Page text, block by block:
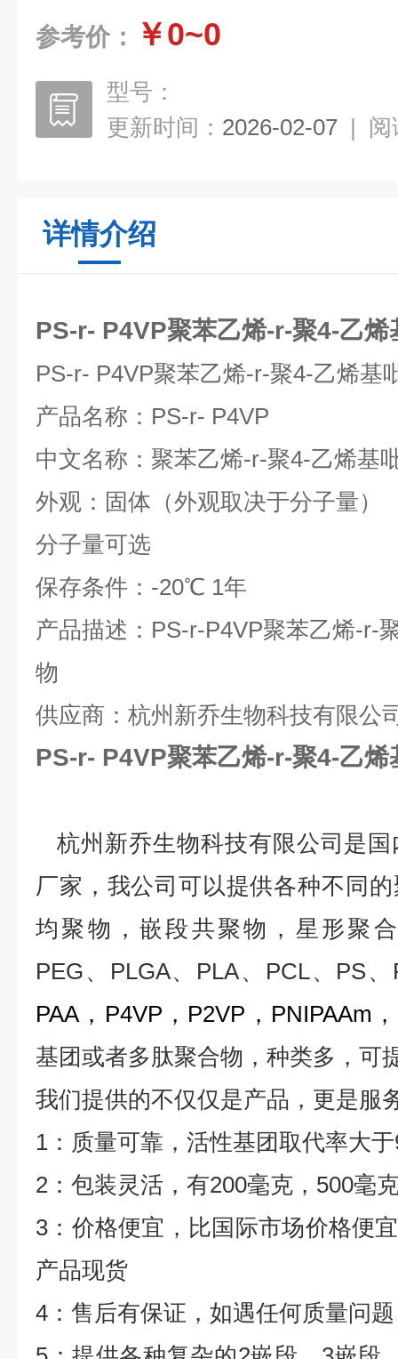
参考价： ￥0~0
型号：
更新时间： 2026-02-07 | 阅
详情介绍
PS-r- P4VP聚苯乙烯-r-聚4-乙烯
PS-r- P4VP聚苯乙烯-r-聚4-乙烯基
产品名称： PS-r- P4VP
中文名称：聚苯乙烯-r-聚4-乙烯基
外观：固体（外观取决于分子量）
分子量可选
保存条件： -20℃ 1年
产品描述： PS-r-P4VP聚苯乙烯-r-
物
供应商：杭州新乔生物科技有限公
PS-r- P4VP聚苯乙烯-r-聚4-乙烯
杭州新乔生物科技有限公司是
厂家，我公司可以提供各种不同
均聚物，嵌段共聚物，星形聚
PEG、 PLGA、 PLA、 PCL、 PS、
PAA， P4VP ， P2VP ， PNIPAAm ，
基团或者多肽聚合物，种类多，可
我们提供的不仅仅是产品，更是服
1 ：质量可靠，活性基团取代率大于
2 ：包装灵活，有200毫克， 500毫
3 ：价格便宜，比国际市场价格便宜
产品现货
4 ：售后有保证，如遇任何质量问